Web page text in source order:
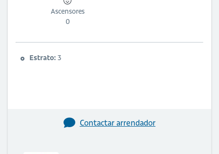
Ascensores
0
Estrato: 3
Contactar arrendador